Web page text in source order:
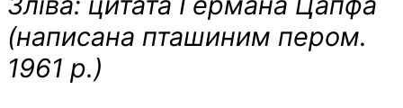
(написана пташиним пером.
1961 р.)